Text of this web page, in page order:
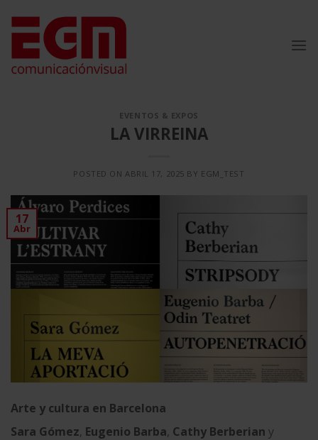
contenido
EVENTOS & EXPOS
LA VIRREINA
POSTED ON ABRIL 17, 2025 BY EGM_TEST
17
Abr
Arte y cultura en Barcelona
Sara Gómez, Eugenio Barba, Cathy Berberian y